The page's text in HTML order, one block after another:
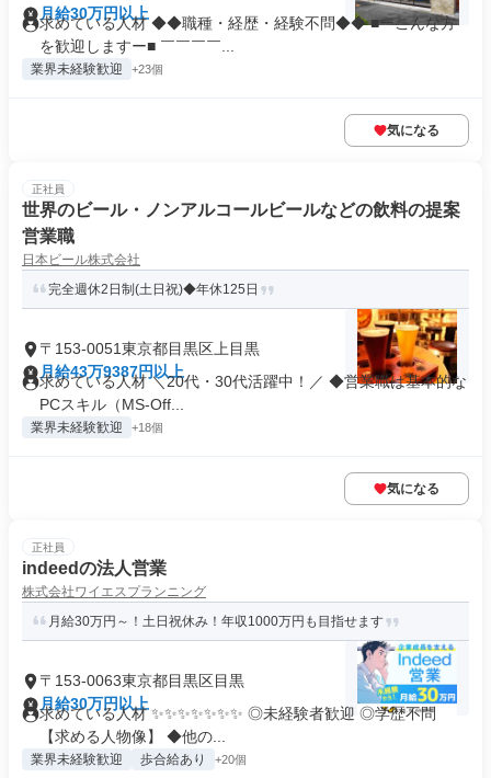
月給30万円以上
求めている人材 ◆◆職種・経歴・経験不問◆◆ ■ーこんな方
を歓迎しますー■ ￣￣￣￣...
業界未経験歓迎 +23個
気になる
正社員
世界のビール・ノンアルコールビールなどの飲料の提案
営業職
日本ビール株式会社
完全週休2日制(土日祝)◆年休125日
〒153-0051東京都目黒区上目黒
月給43万9387円以上
求めている人材 ＼20代・30代活躍中！／ ◆営業職は基本的な
PCスキル（MS-Off...
業界未経験歓迎 +18個
気になる
正社員
indeedの法人営業
株式会社ワイエスプランニング
月給30万円～！土日祝休み！年収1000万円も目指せます
〒153-0063東京都目黒区目黒
月給30万円以上
求めている人材 ✨✨✨✨✨✨✨ ◎未経験者歓迎 ◎学歴不問
【求める人物像】 ◆他の...
業界未経験歓迎 歩合給あり +20個